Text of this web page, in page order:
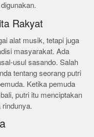
Rakyat
alat musik, tetapi juga
masyarakat. Ada
usul sasando. Salah
tentang seorang putri
Ketika pemuda
putri itu menciptakan